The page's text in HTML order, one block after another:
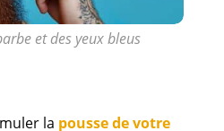
et des yeux bleus
la pousse de votre